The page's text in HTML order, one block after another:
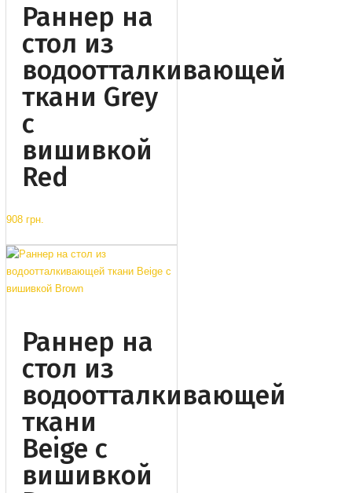
Раннер на
стол из
водоотталкивающей
ткани Grey
с
вишивкой
Red
908 грн.
Раннер на
стол из
водоотталкивающей
ткани
Beige с
вишивкой